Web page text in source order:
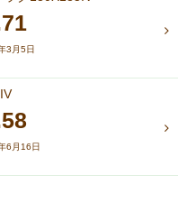
3月5日
6月16日